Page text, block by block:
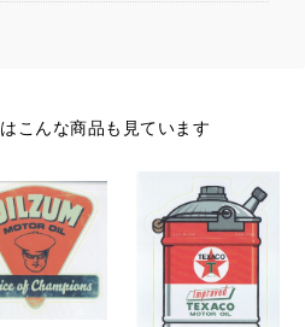
こんな商品も見ています